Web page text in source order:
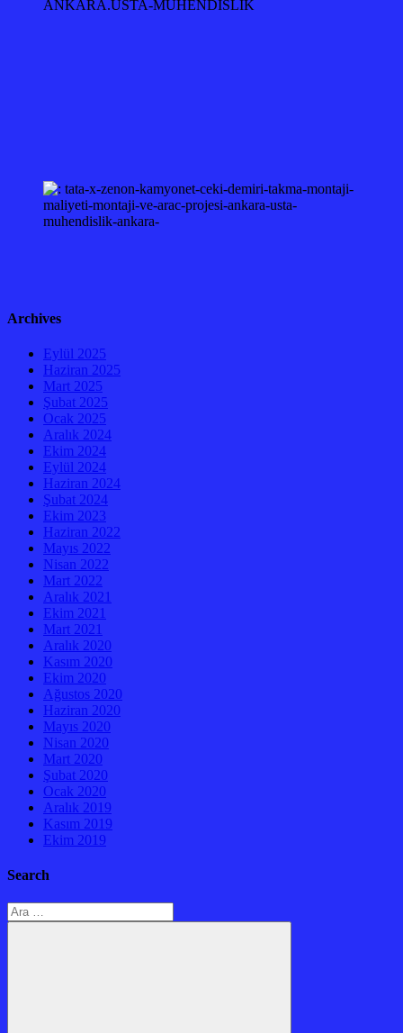
ANKARA.USTA-MUHENDISLIK
Archives
Eylül 2025
Haziran 2025
Mart 2025
Şubat 2025
Ocak 2025
Aralık 2024
Ekim 2024
Eylül 2024
Haziran 2024
Şubat 2024
Ekim 2023
Haziran 2022
Mayıs 2022
Nisan 2022
Mart 2022
Aralık 2021
Ekim 2021
Mart 2021
Aralık 2020
Kasım 2020
Ekim 2020
Ağustos 2020
Haziran 2020
Mayıs 2020
Nisan 2020
Mart 2020
Şubat 2020
Ocak 2020
Aralık 2019
Kasım 2019
Ekim 2019
Search
Arama: